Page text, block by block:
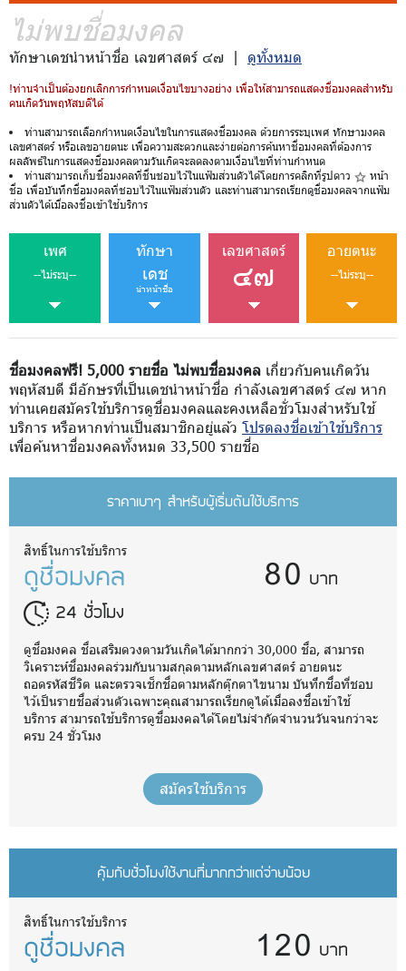
ไม่พบชื่อมงคล
ทักษาเดชนำหน้าชื่อ เลขศาสตร์ ๔๗ | ดูทั้งหมด
!ท่านจำเป็นต้องยกเลิกการกำหนดเงื่อนไขบางอย่าง เพื่อให้สามารถแสดงชื่อมงคลสำหรับ
คนเกิดวันพฤหัสบดีได้
ท่านสามารถเลือกกำหนดเงื่อนไขในการแสดงชื่อมงคล ด้วยการระบุเพศ ทักษามงคล
เลขศาสตร์ หรือเลขอายตนะ เพื่อความสะดวกและง่ายต่อการค้นหาชื่อมงคลที่ต้องการ
ผลลัพธ์ในการแสดงชื่อมงคลตามวันเกิดจะลดลงตามเงื่อนไขที่ท่านกำหนด
ท่านสามารถเก็บชื่อมงคลที่ชื่นชอบไว้ในแฟ้มส่วนตัวได้โดยการคลิกที่รูปดาว
หน้า
ชื่อ เพื่อบันทึกชื่อมงคลที่ชอบไว้ในแฟ้มส่วนตัว และท่านสามารถเรียกดูชื่อมงคลจากแฟ้ม
ส่วนตัวได้เมื่อลงชื่อเข้าใช้บริการ
เพศ
--ไม่ระบุ--
ทักษา
เดช
นำหน้าชื่อ
เลขศาสตร์
๔๗
อายตนะ
--ไม่ระบุ--
ชื่อมงคลฟรี! 5,000 รายชื่อ ไม่พบชื่อมงคล เกี่ยวกับคนเกิดวัน
พฤหัสบดี มีอักษรที่เป็นเดชนำหน้าชื่อ กำลังเลขศาสตร์ ๔๗ หาก
ท่านเคยสมัครใช้บริการดูชื่อมงคลและคงเหลือชั่วโมงสำหรับใช้
บริการ หรือหากท่านเป็นสมาชิกอยู่แล้ว โปรดลงชื่อเข้าใช้บริการ
เพื่อค้นหาชื่อมงคลทั้งหมด 33,500 รายชื่อ
ราคาเบาๆ สำหรับผู้เริ่มต้นใช้บริการ
สิทธิ์ในการใช้บริการ
ดูชื่อมงคล
24 ชั่วโมง
80 บาท
ดูชื่อมงคล ชื่อเสริมดวงตามวันเกิดได้มากกว่า 30,000 ชื่อ, สามารถ
วิเคราะห์ชื่อมงคลร่วมกับนามสกุลตามหลักเลขศาสตร์ อายตนะ
ถอดรหัสชีวิต และตรวจเช็กชื่อตามหลักตุ๊กตาไขนาม บันทึกชื่อที่ชอบ
ไว้เป็นรายชื่อส่วนตัวเฉพาะคุณสามารถเรียกดูได้เมื่อลงชื่อเข้าใช้
บริการ สามารถใช้บริการดูชื่อมงคลได้โดยไม่จำกัดจำนวนวันจนกว่าจะ
ครบ 24 ชั่วโมง
สมัครใช้บริการ
คุ้มกับชั่วโมงใช้งานที่มากกว่าแต่จ่ายน้อย
สิทธิ์ในการใช้บริการ
ดูชื่อมงคล 120 บาท